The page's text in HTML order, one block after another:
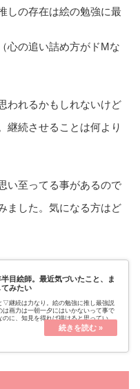
しの存在は絵の勉強に最
心の追い詰め方がドMな
われるかもしれないけど
継続させることは何より
い至ってる事があるので
ました。気になる方はど
半目絵師。最近気づいたこと、ま
みたい
▽継続は力なり。絵の勉強に推し最強説
は画力は一朝一夕にはいかないって事で
に、知見を得れば描けると思っていた
大事です。知ってるのと知らないのとで